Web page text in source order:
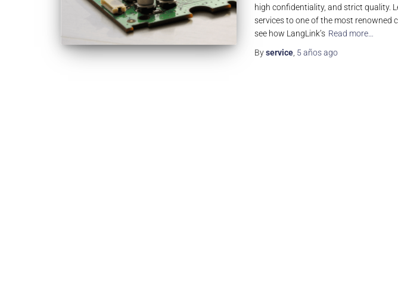
high confidentiality, and strict quality.
services to one of the most renowned
see how LangLink’s Read more…
Byservice 5 añosago